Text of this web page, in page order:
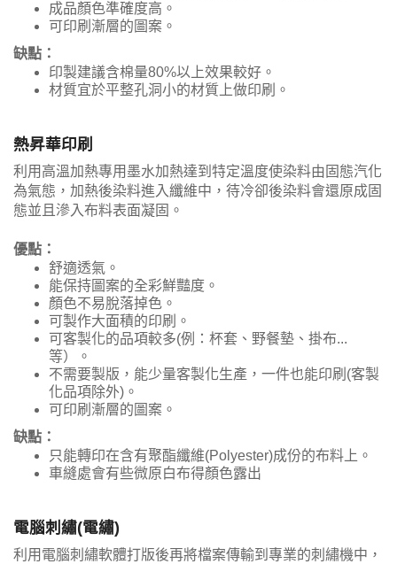
成品顏色準確度高。
可印刷漸層的圖案。
缺點：
印製建議含棉量80%以上效果較好。
材質宜於平整孔洞小的材質上做印刷。
熱昇華印刷
利用高溫加熱專用墨水加熱達到特定溫度使染料由固態汽化
為氣態，加熱後染料進入纖維中，待冷卻後染料會還原成固
態並且滲入布料表面凝固。
優點：
舒適透氣。
能保持圖案的全彩鮮豔度。
顏色不易脫落掉色。
可製作大面積的印刷。
可客製化的品項較多(例：杯套、野餐墊、掛布...
等）。
不需要製版，能少量客製化生產，一件也能印刷(客製
化品項除外)。
可印刷漸層的圖案。
缺點：
只能轉印在含有聚酯纖維(Polyester)成份的布料上。
車縫處會有些微原白布得顏色露出
電腦刺繡(電繡)
利用電腦刺繡軟體打版後再將檔案傳輸到專業的刺繡機中，